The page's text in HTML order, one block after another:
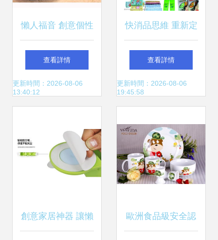
懶人福音 創意個性
香皂盒，讓居家生
活更精致
查看詳情
更新時間：2026-08-06
13:40:12
快消品思維 重新定
義房產銷售，讓置
業像買日用百貨一
查看詳情
更新時間：2026-08-06
19:45:58
創意家居神器 讓懶 歐洲食品級安全認